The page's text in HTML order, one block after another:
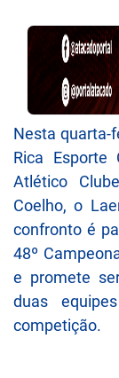
Nesta quarta-
Rica Esporte
Atlético
Coelho, o
confronto é
48º
e promete
duas
competição.